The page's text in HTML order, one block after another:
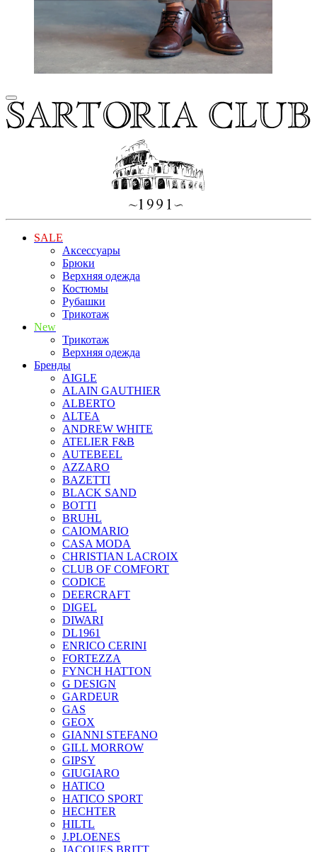
SALE
Аксессуары
Брюки
Верхняя одежда
Костюмы
Рубашки
Трикотаж
New
Трикотаж
Верхняя одежда
Бренды
AIGLE
ALAIN GAUTHIER
ALBERTO
ALTEA
ANDREW WHITE
ATELIER F&B
AUTEBEEL
AZZARO
BAZETTI
BLACK SAND
BOTTI
BRUHL
CAIOMARIO
CASA MODA
CHRISTIAN LACROIX
CLUB OF COMFORT
CODICE
DEERCRAFT
DIGEL
DIWARI
DL1961
ENRICO CERINI
FORTEZZA
FYNCH HATTON
G DESIGN
GARDEUR
GAS
GEOX
GIANNI STEFANO
GILL MORROW
GIPSY
GIUGIARO
HATICO
HATICO SPORT
HECHTER
HILTL
J.PLOENES
JAСQUES BRITT